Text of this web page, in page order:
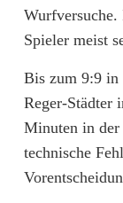
e
n
T
o
p
i
Spieler meist
Bis zum 9:9 in
Reger-Städter
Minuten in der
technische